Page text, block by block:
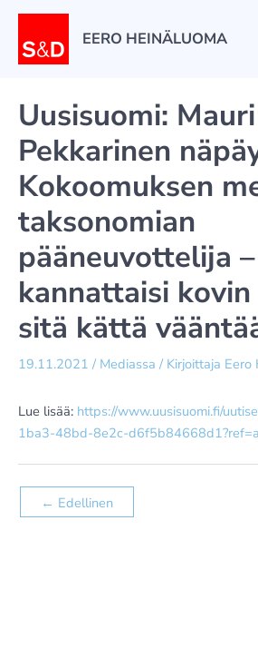
Siirry
EERO HEINÄLUOMA
Uusisuomi: Mauri
Pekkarinen
Kokoomuksen
taksonomian
pääneuvottelija –
kannattaisi
sitä kättä
19.11.2021 / Mediassa / Kirjoittaja Eero
Lue lisää: https://www.uusisuomi.fi/
1ba3-48bd-8e2c-
← Edellinen